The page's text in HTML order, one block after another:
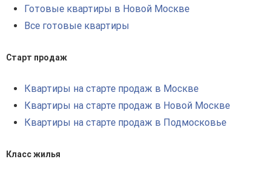
Готовые квартиры в Новой Москве
Все готовые квартиры
Старт продаж
Квартиры на старте продаж в Москве
Квартиры на старте продаж в Новой Москве
Квартиры на старте продаж в Подмосковье
Класс жилья